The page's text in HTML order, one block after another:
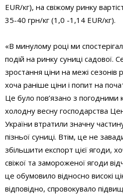
EUR/кг), на свіжому ринку
35-40 грн/кг (1,0 -1,14 EUR/кг).
«В минулому році ми
подій на ринку суниці садової.
зростання ціни на межі сезонів
хоча раніше ціни і попит на
Це було пов’язано з погодними
холодну весну господарства
України втратили значну
пізньої суниці. Втім, це не
збільшити експорт цієї ягоди,
свіжої та замороженої ягоди
це обумовило відносно високі
відповідно, спровокувало